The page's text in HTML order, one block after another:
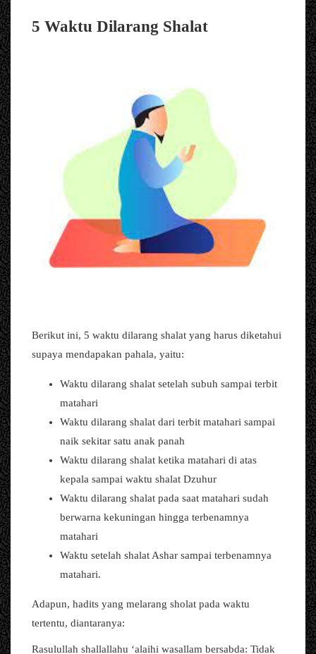
5 Waktu Dilarang Shalat
Berikut ini, 5 waktu dilarang shalat yang harus diketahui
supaya mendapakan pahala, yaitu:
Waktu dilarang shalat setelah subuh sampai terbit
matahari
Waktu dilarang shalat dari terbit matahari sampai
naik sekitar satu anak panah
Waktu dilarang shalat ketika matahari di atas
kepala sampai waktu shalat Dzuhur
Waktu dilarang shalat pada saat matahari sudah
berwarna kekuningan hingga terbenamnya
matahari
Waktu setelah shalat Ashar sampai terbenamnya
matahari.
Adapun, hadits yang melarang sholat pada waktu
tertentu, diantaranya:
Rasulullah shallallahu ‘alaihi wasallam bersabda: Tidak